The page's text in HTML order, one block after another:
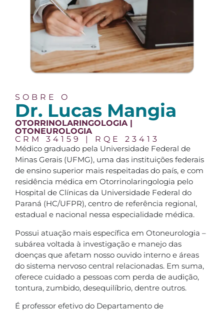
SOBRE O
Dr. Lucas Mangia
OTORRINOLARINGOLOGIA |
OTONEUROLOGIA
CRM 34159 | RQE 23413
Médico graduado pela Universidade Federal de
Minas Gerais (UFMG), uma das instituições federais
de ensino superior mais respeitadas do país, e com
residência médica em Otorrinolaringologia pelo
Hospital de Clínicas da Universidade Federal do
Paraná (HC/UFPR), centro de referência regional,
estadual e nacional nessa especialidade médica.
Possui atuação mais específica em Otoneurologia –
subárea voltada à investigação e manejo das
doenças que afetam nosso ouvido interno e áreas
do sistema nervoso central relacionadas. Em suma,
oferece cuidado a pessoas com perda de audição,
tontura, zumbido, desequilíbrio, dentre outros.
É professor efetivo do Departamento de